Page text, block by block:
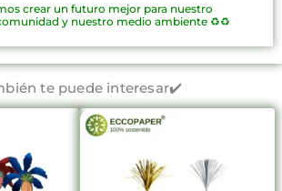
crear un futuro mejor para nuestro
y nuestro medio ambiente ♻️♻️
te puede interesar✔️